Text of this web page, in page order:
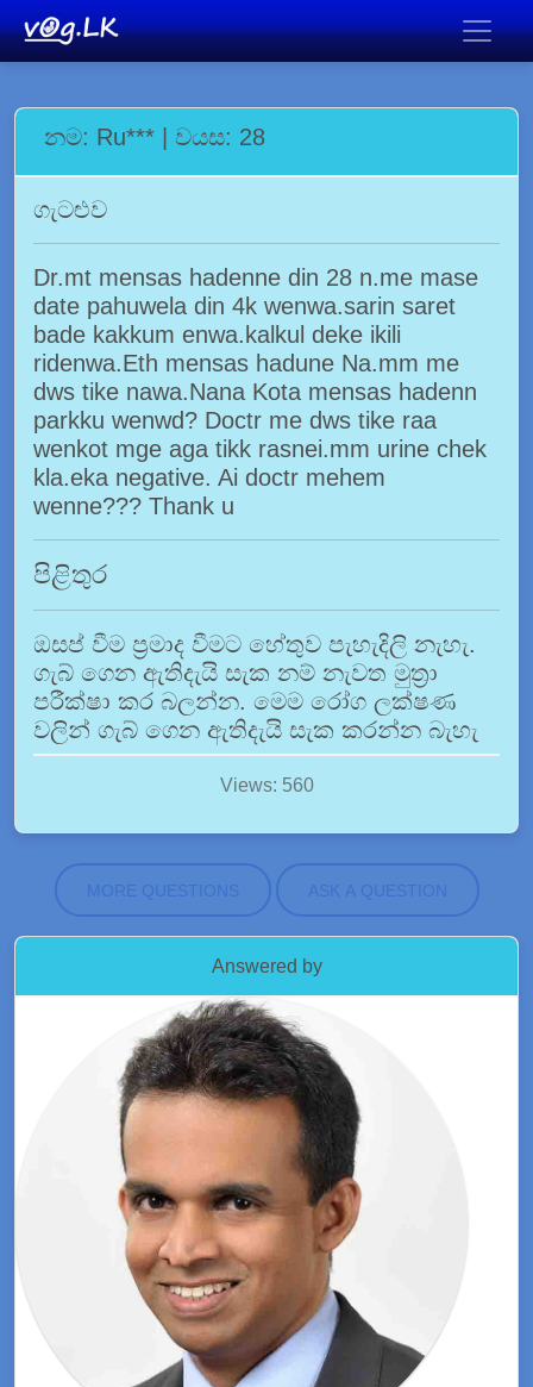
නම: Ru*** | වයස: 28
ගැටළුව
Dr.mt mensas hadenne din 28 n.me mase
date pahuwela din 4k wenwa.sarin saret
bade kakkum enwa.kalkul deke ikili
ridenwa.Eth mensas hadune Na.mm me
dws tike nawa.Nana Kota mensas hadenn
parkku wenwd? Doctr me dws tike raa
wenkot mge aga tikk rasnei.mm urine chek
kla.eka negative. Ai doctr mehem
wenne??? Thank u
පිළිතුර
ඔසප් වීම ප්‍රමාද වීමට හේතුව පැහැදිලි නැහැ.
ගැබ් ගෙන ඇතිදැයි සැක නම් නැවත මුත්‍රා
පරීක්ෂා කර බලන්න. මෙම රෝග ලක්ෂණ
වලින් ගැබ් ගෙන ඇතිදැයි සැක කරන්න බැහැ
Views: 560
MORE QUESTIONS ASK A QUESTION
Answered by